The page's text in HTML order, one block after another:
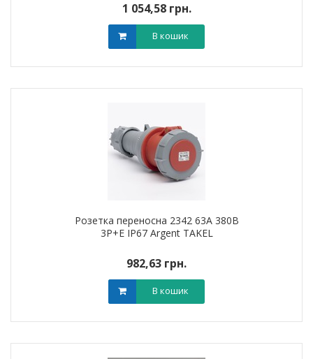
1 054,58 грн.
В кошик
Розетка переносна 2342 63А 380В
3Р+Е IP67 Argent TAKEL
982,63 грн.
В кошик